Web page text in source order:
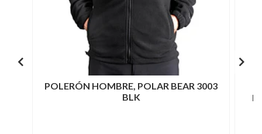
POLERÓN HOMBRE, POLAR BEAR 3003
BLK